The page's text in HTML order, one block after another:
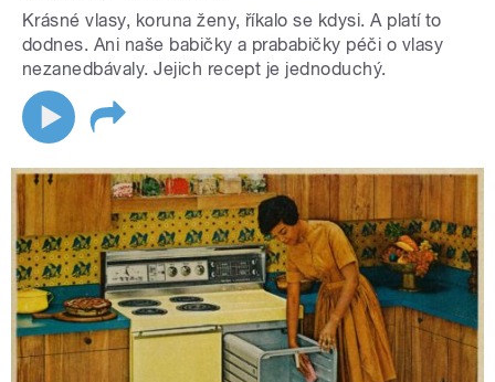
Krásné vlasy, koruna ženy, říkalo se kdysi. A platí to
dodnes. Ani naše babičky a prababičky péči o vlasy
nezanedbávaly. Jejich recept je jednoduchý.